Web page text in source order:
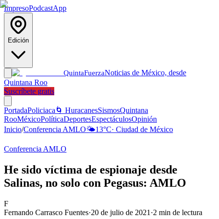
ImpresoPodcastApp
Edición
QuintaFuerzaNoticias de México, desde
Quintana Roo
Suscríbete gratis
PortadaPoliciaca 🌀 HuracanesSismosQuintana
RooMéxicoPolíticaDeportesEspectáculosOpinión
Inicio/Conferencia AMLO🌤️13°C· Ciudad de México
Conferencia AMLO
He sido víctima de espionaje desde
Salinas, no solo con Pegasus: AMLO
F
Fernando Carrasco Fuentes·20 de julio de 2021 ·2 min de lectura